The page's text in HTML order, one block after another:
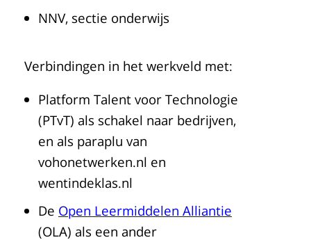
NNV, sectie onderwijs
Verbindingen in het werkveld met:
Platform Talent voor Technologie
(PTvT) als schakel naar bedrijven,
en als paraplu van
vohonetwerken.nl en
wentindeklas.nl
De Open Leermiddelen Alliantie
(OLA) als een ander